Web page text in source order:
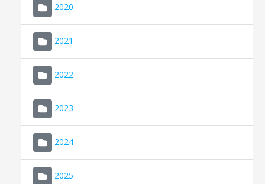
2020
2021
2022
2023
2024
2025